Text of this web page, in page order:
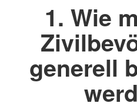
1. Wie
generell